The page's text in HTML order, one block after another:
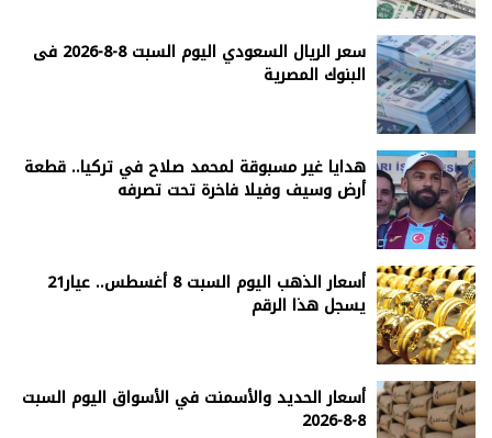
سعر الريال السعودي اليوم السبت 8-8-2026 فى
البنوك المصرية
هدايا غير مسبوقة لمحمد صلاح في تركيا.. قطعة
أرض وسيف وفيلا فاخرة تحت تصرفه
أسعار الذهب اليوم السبت 8 أغسطس.. عيار21
يسجل هذا الرقم
أسعار الحديد والأسمنت في الأسواق اليوم السبت
8-8-2026